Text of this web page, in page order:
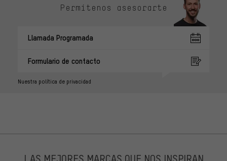
Permítenos asesorarte
Llamada Programada
Formulario de contacto
Nuestra política de privacidad